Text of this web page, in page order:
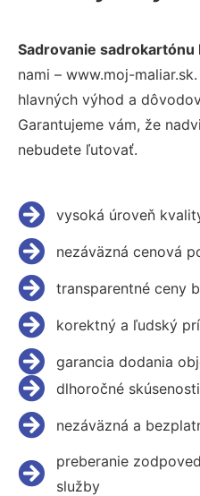
Sadrovanie sadrokartónu
nami – www.moj-
hlavných výhod a
Garantujeme vám, že
nebudete ľutovať.
vysoká úroveň
nezáväzná cenová
transparentné ceny
korektný a ľudský
garancia dodania
dlhoročné
nezáväzná a
preberanie
služby